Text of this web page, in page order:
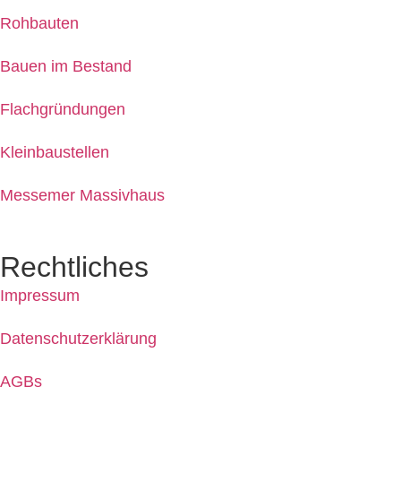
Rohbauten
Bauen im Bestand
Flachgründungen
Kleinbaustellen
Messemer Massivhaus
Rechtliches
Impressum
Datenschutzerklärung
AGBs